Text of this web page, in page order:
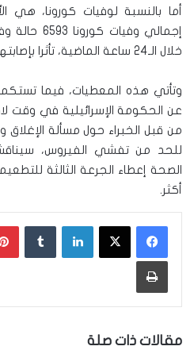
أما بالنسبة لوفيات كورونا، هي
خلال الـ24 ساعة الماضية، تأثرا بإصابتهم بكورونا.
وتأتي هذه المعطيات، فيما
عن الحكومة الإسرائيلية في وقت
من قبل الخبراء حول مسألة الإغلاق
للحد من تفشي الفيروس،
أكثر.
لينكدإن
طباعة
مقالات ذات صلة